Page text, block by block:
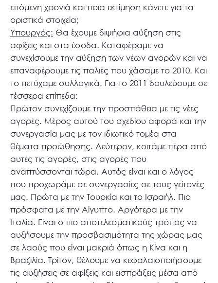
επόμενη χρονιά και ποια εκτίμηση κάνετε για τα
οριστικά στοιχεία;
Υπουργός: Θα έχουμε διψήφια αύξηση στις
αφίξεις και στα έσοδα. Καταφέραμε να
συνεχίσουμε την αύξηση των νέων αγορών και να
επαναφέρουμε τις παλιές που χάσαμε το 2010. Και
το πετύχαμε συλλογικά. Για το 2011 δουλεύουμε σε
τέσσερα επίπεδα:
Πρώτον συνεχίζουμε την προσπάθεια με τις νέες
αγορές. Μέρος αυτού του σχεδίου αφορά και την
συνεργασία μας με τον ιδιωτικό τομέα στα
θέματα προώθησης. Δεύτερον, κοιτάμε πέρα από
αυτές τις αγορές, στις αγορές που
αναπτύσσονται τώρα. Αυτός είναι και ο λόγος
που προχωράμε σε συνεργασίες σε τους γείτονές
μας. Πρώτα με την Τουρκία και το Ισραήλ. Πιο
πρόσφατα με την Αίγυπτο. Αργότερα με την
Ιταλία. Είναι ο πιο αποτελεσματικούς τρόπος να
αυξήσουμε την προσβασιμότητα της χώρας μας
σε λαούς που είναι μακριά όπως η Κίνα και η
Βραζιλία. Τρίτον, θέλουμε να κεφαλαιοποιήσουμε
τις αυξήσεις σε αφίξεις και εισπράξεις μέσα από